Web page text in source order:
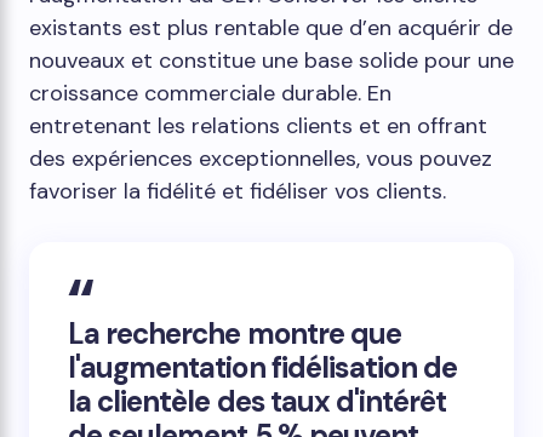
existants est plus rentable que d’en acquérir de
nouveaux et constitue une base solide pour une
croissance commerciale durable. En
entretenant les relations clients et en offrant
des expériences exceptionnelles, vous pouvez
favoriser la fidélité et fidéliser vos clients.
La recherche montre que
l'augmentationfidélisation de
la clientèle des taux d'intérêt